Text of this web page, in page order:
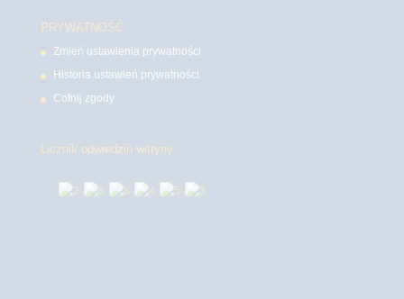
PRYWATNOŚĆ
Zmień ustawienia prywatności
Historia ustawień prywatności
Cofnij zgody
Licznik odwiedzin witryny